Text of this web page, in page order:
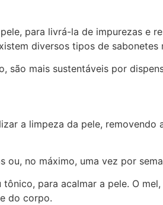
para livrá-la de impurezas e
diversos tipos de
são mais sustentáveis por
a limpeza da pele, removendo
ou, no máximo, uma vez por
para acalmar a pele. O
do corpo.